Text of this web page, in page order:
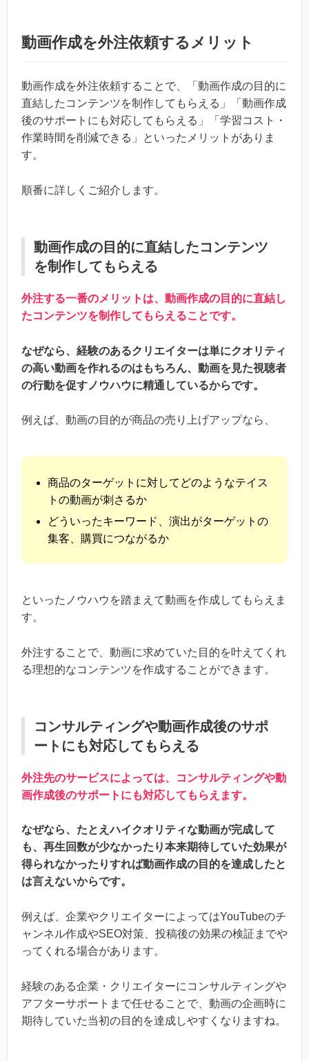
動画作成を外注依頼するメリット
動画作成を外注依頼することで、「動画作成の目的に
直結したコンテンツを制作してもらえる」「動画作成
後のサポートにも対応してもらえる」「学習コスト・
作業時間を削減できる」といったメリットがありま
す。
順番に詳しくご紹介します。
動画作成の目的に直結したコンテンツ
を制作してもらえる
外注する一番のメリットは、動画作成の目的に直結し
たコンテンツを制作してもらえることです。
なぜなら、経験のあるクリエイターは単にクオリティ
の高い動画を作れるのはもちろん、動画を見た視聴者
の行動を促すノウハウに精通しているからです。
例えば、動画の目的が商品の売り上げアップなら、
商品のターゲットに対してどのようなテイス
トの動画が刺さるか
どういったキーワード、演出がターゲットの
集客、購買につながるか
といったノウハウを踏まえて動画を作成してもらえま
す。
外注することで、動画に求めていた目的を叶えてくれ
る理想的なコンテンツを作成することができます。
コンサルティングや動画作成後のサポ
ートにも対応してもらえる
外注先のサービスによっては、コンサルティングや動
画作成後のサポートにも対応してもらえます。
なぜなら、たとえハイクオリティな動画が完成して
も、再生回数が少なかったり本来期待していた効果が
得られなかったりすれば動画作成の目的を達成したと
は言えないからです。
例えば、企業やクリエイターによってはYouTubeのチ
ャンネル作成やSEO対策、投稿後の効果の検証までや
ってくれる場合があります。
経験のある企業・クリエイターにコンサルティングや
アフターサポートまで任せることで、動画の企画時に
期待していた当初の目的を達成しやすくなりますね。